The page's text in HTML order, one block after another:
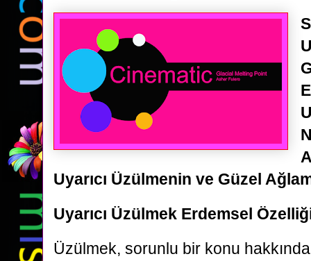
Uyarıcı Üzülmenin ve Güzel
Uyarıcı Üzülmek Erdemsel
Üzülmek, sorunlu bir konu